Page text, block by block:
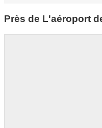
Près de L'aéroport